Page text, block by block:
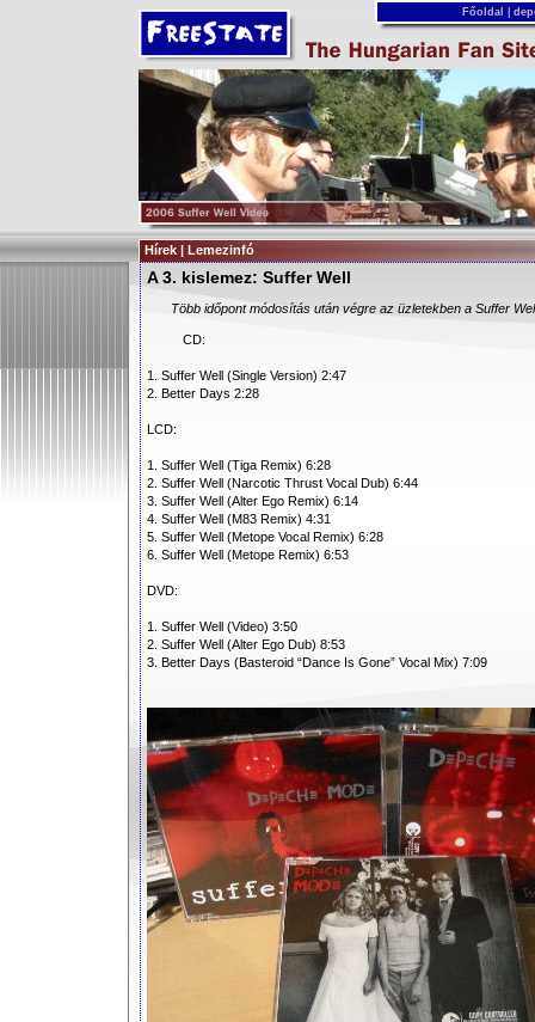
Főoldal
Hírek | Lemezinfó
A 3. kislemez: Suffer Well
Több időpont módosítás után végre az üzletekben a Suffer
CD:
1. Suffer Well (Single Version) 2:47
2. Better Days 2:28
LCD:
1. Suffer Well (Tiga Remix) 6:28
2. Suffer Well (Narcotic Thrust Vocal Dub) 6:44
3. Suffer Well (Alter Ego Remix) 6:14
4. Suffer Well (M83 Remix) 4:31
5. Suffer Well (Metope Vocal Remix) 6:28
6. Suffer Well (Metope Remix) 6:53
DVD:
1. Suffer Well (Video) 3:50
2. Suffer Well (Alter Ego Dub) 8:53
3. Better Days (Basteroid “Dance Is Gone” Vocal Mix) 7:09